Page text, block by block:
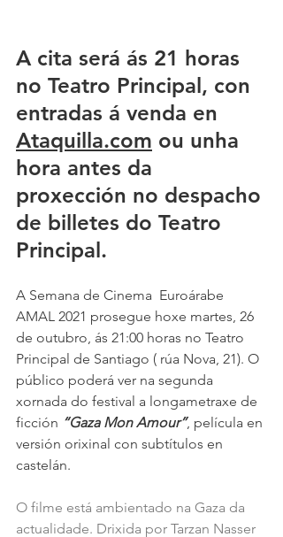
A cita será ás 21 horas
no Teatro Principal, con
entradas á venda en
Ataquilla.com ou unha
hora antes da
proxección no despacho
de billetes do Teatro
Principal.
A Semana de Cinema  Euroárabe
AMAL 2021 prosegue hoxe martes, 26
de outubro, ás 21:00 horas no Teatro
Principal de Santiago ( rúa Nova, 21). O
público poderá ver na segunda
xornada do festival a longametraxe de
ficción “Gaza Mon Amour”, película en
versión orixinal con subtítulos en
castelán.
O filme está ambientado na Gaza da
actualidade. Drixida por Tarzan Nasser